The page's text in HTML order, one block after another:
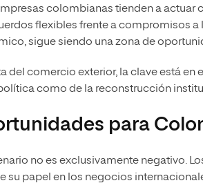
colombianas tienden a
flexibles frente a compromisos
sigue siendo una zona de
del comercio exterior, la clave está
como de la reconstrucción
para
no es exclusivamente negativo.
su papel en los negocios